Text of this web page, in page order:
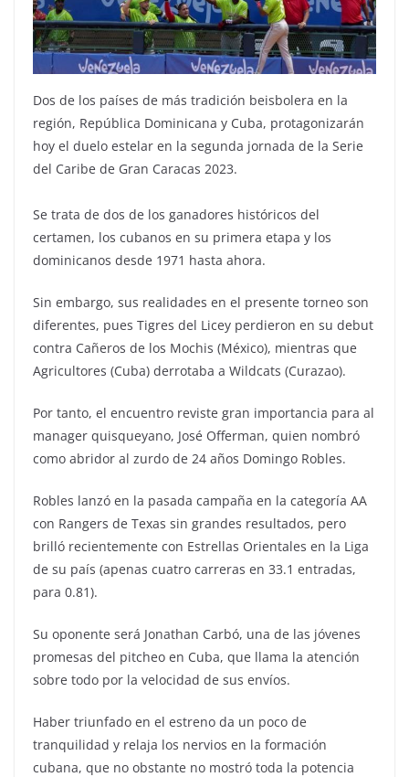
Dos de los países de más tradición beisbolera en la
región, República Dominicana y Cuba, protagonizarán
hoy el duelo estelar en la segunda jornada de la Serie
del Caribe de Gran Caracas 2023.
Se trata de dos de los ganadores históricos del
certamen, los cubanos en su primera etapa y los
dominicanos desde 1971 hasta ahora.
Sin embargo, sus realidades en el presente torneo son
diferentes, pues Tigres del Licey perdieron en su debut
contra Cañeros de los Mochis (México), mientras que
Agricultores (Cuba) derrotaba a Wildcats (Curazao).
Por tanto, el encuentro reviste gran importancia para al
manager quisqueyano, José Offerman, quien nombró
como abridor al zurdo de 24 años Domingo Robles.
Robles lanzó en la pasada campaña en la categoría AA
con Rangers de Texas sin grandes resultados, pero
brilló recientemente con Estrellas Orientales en la Liga
de su país (apenas cuatro carreras en 33.1 entradas,
para 0.81).
Su oponente será Jonathan Carbó, una de las jóvenes
promesas del pitcheo en Cuba, que llama la atención
sobre todo por la velocidad de sus envíos.
Haber triunfado en el estreno da un poco de
tranquilidad y relaja los nervios en la formación
cubana, que no obstante no mostró toda la potencia